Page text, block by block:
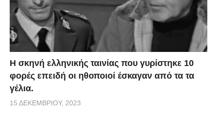
H σκηνή ελληνικής ταινίας που γυρίστηκε 10
φορές επειδή οι ηθοποιοί έσκαγαν από τα τα
γέλια.
15 ΔΕΚΕΜΒΡΊΟΥ, 2023